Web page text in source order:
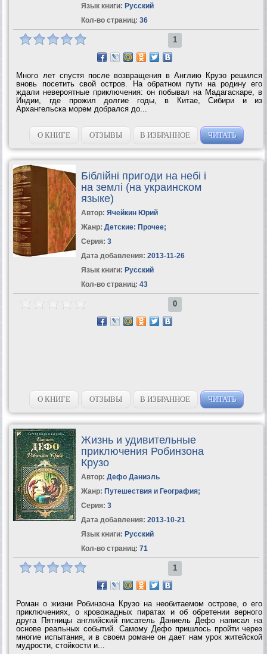
Язык книги: Русский
Кол-во страниц: 36
1
Много лет спустя после возвращения в Англию Крузо решился
вновь посетить свой остров. На обратном пути на родину его
ждали невероятные приключения: он побывал на Мадагаскаре, в
Индии, где прожил долгие годы, в Китае, Сибири и из
Архангельска морем добрался до...
О КНИГЕ ОТЗЫВЫ В ИЗБРАННОЕ ЧИТАТЬ
Бiблiйнi пригоди на небi i
на землi (на украинском
языке)
Автор: Ячейкин Юрий
Жанр: Детские: Прочее;
Серия: 3
Дата добавления: 2013-11-26
Язык книги: Русский
Кол-во страниц: 43
0
О КНИГЕ ОТЗЫВЫ В ИЗБРАННОЕ ЧИТАТЬ
Жизнь и удивительные
приключения Робинзона
Крузо
Автор: Дефо Даниэль
Жанр: Путешествия и География;
Серия: 3
Дата добавления: 2013-10-21
Язык книги: Русский
Кол-во страниц: 71
1
Роман о жизни Робинзона Крузо на необитаемом острове, о его
приключениях, о кровожадных пиратах и об обретении верного
друга Пятницы английский писатель Даниель Дефо написал на
основе реальных событий. Самому Дефо пришлось пройти через
многие испытания, и в своем романе он дает нам урок житейской
мудрости, стойкости и...